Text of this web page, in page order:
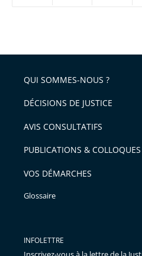
arriver
après
l'article
pour
avant
QUI SOMMES-NOUS ?
DÉCISIONS DE JUSTICE
AVIS CONSULTATIFS
PUBLICATIONS & COLLOQUES
VOS DÉMARCHES
Glossaire
INFOLETTRE